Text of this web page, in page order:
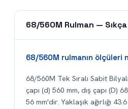
68/560M Rulman —
68/560M rulmanın ölçüleri
68/560M Tek Sıralı Sabit
çapı (d) 560 mm, dış çapı (D)
56 mm'dir. Yaklaşık ağırlığı